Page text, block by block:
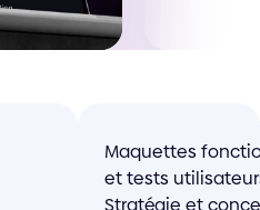
Maquettes
et tests